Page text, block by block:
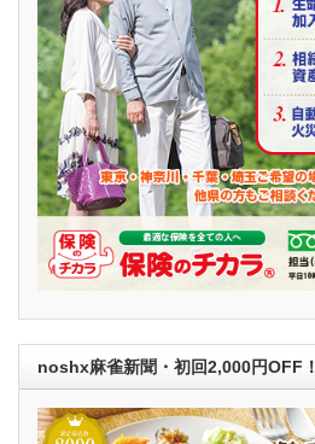
noshx麻雀新聞・初回2,000円OFF！